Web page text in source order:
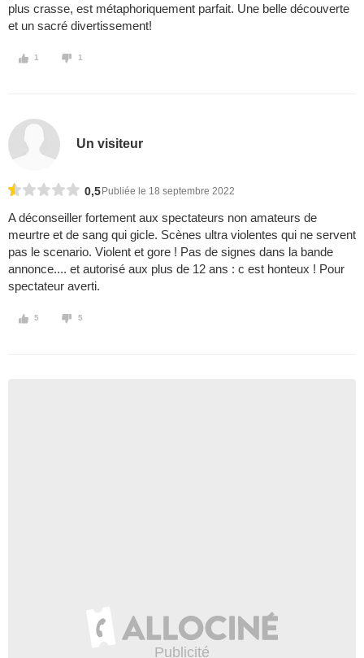
plus crasse, est métaphoriquement parfait. Une belle découverte
et un sacré divertissement!
1 1
Un visiteur
0,5 Publiée le 18 septembre 2022
A déconseiller fortement aux spectateurs non amateurs de
meurtre et de sang qui gicle. Scènes ultra violentes qui ne servent
pas le scenario. Violent et gore ! Pas de signes dans la bande
annonce.... et autorisé aux plus de 12 ans : c est honteux ! Pour
spectateur averti.
5 5